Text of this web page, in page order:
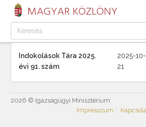
MAGYAR KÖZLÖNY
Indokolások Tára 2025.
évi 91. szám
2025-10-
21
2026 © Igazságügyi Minisztérium
Impresszum